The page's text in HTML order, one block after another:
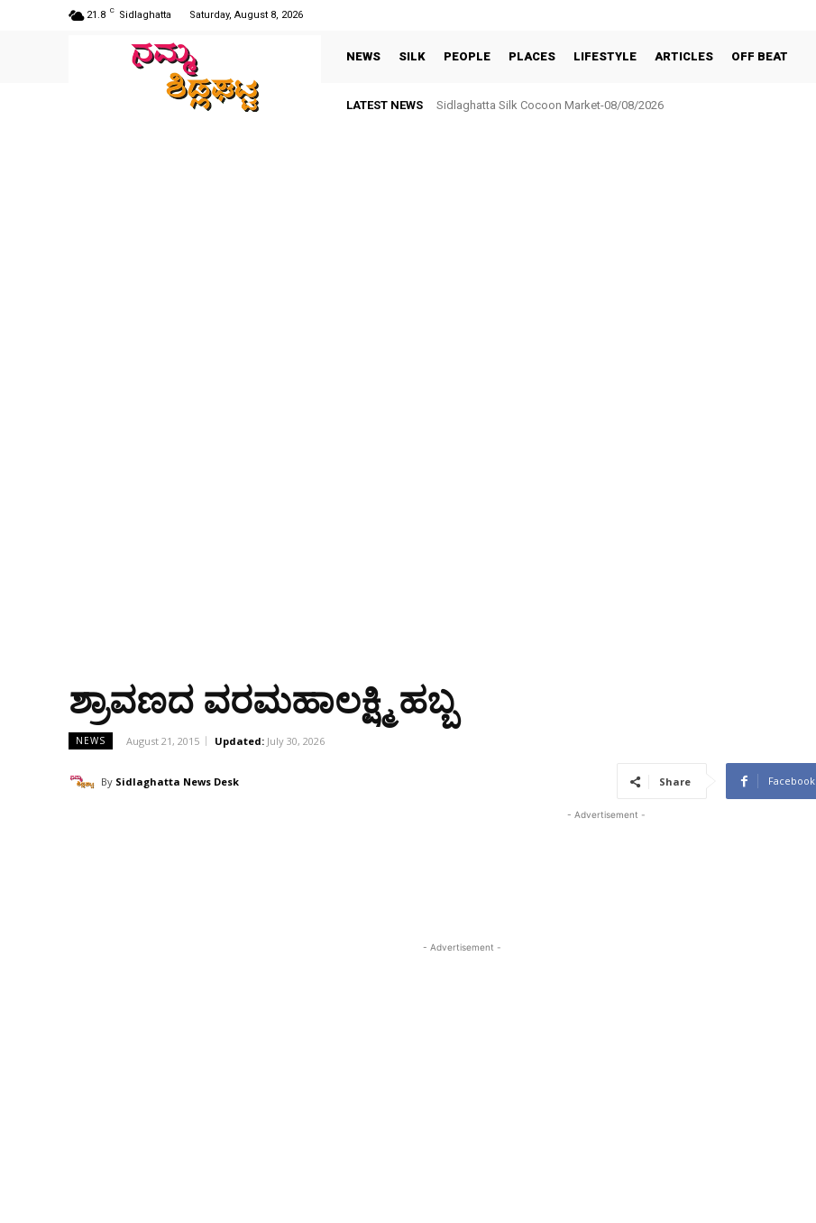
21.8 C Sidlaghatta Saturday, August 8, 2026
NEWS SILK PEOPLE PLACES LIFESTYLE ARTICLES OFF BEAT
LATEST NEWSSidlaghatta Silk Cocoon Market-08/08/2026
ಸರ್ಕಾರಿ ನೌಕರರ ಸಂಘಕ್ಕೆ ₹5.17 ಲಕ್ಷ ಉಳಿತಾಯ: ವಾರ್ಷಿಕ ಮಹಾಸಭೆಯಲ್ಲಿ ಘೋಷಣೆ
ಶ್ರಾವಣದ ವರಮಹಾಲಕ್ಷ್ಮಿ ಹಬ್ಬ
NEWS August 21, 2015 Updated: July 30, 2026
By Sidlaghatta News Desk Share Facebook
- Advertisement -
- Advertisement -